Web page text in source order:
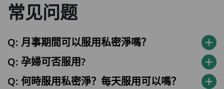
常见问题
Q: 月事期間可以服用私密淨嗎？ add
Q: 孕婦可否服用? add
Q: 何時服用私密淨？每天服用可以嗎？ add